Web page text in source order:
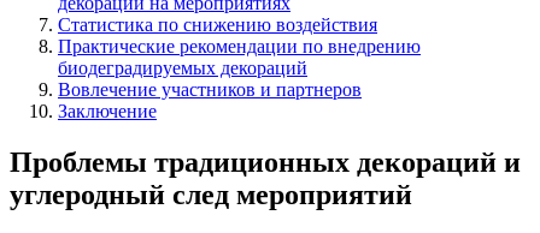
Статистика по снижению воздействия
Практические рекомендации по внедрению
биодеградируемых декораций
Вовлечение участников и партнеров
Заключение
Проблемы традиционных декораций и
углеродный след мероприятий